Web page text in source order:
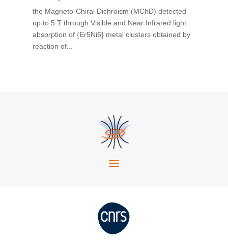
the Magneto-Chiral Dichroism (MChD) detected
up to 5 T through Visible and Near Infrared light
absorption of {Er5Ni6} metal clusters obtained by
reaction of...